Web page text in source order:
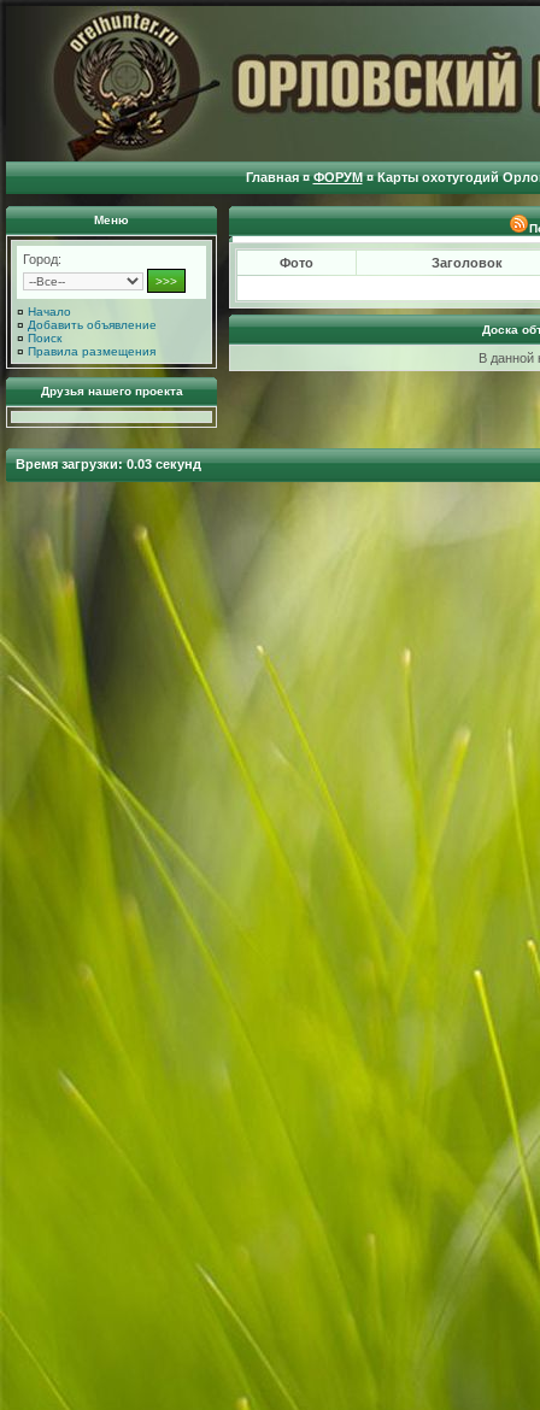
Главная ¤ ФОРУМ ¤ Карты охотугодий
Меню
Город:
¤ Начало
¤ Добавить объявление
¤ Поиск
¤ Правила размещения
Друзья нашего проекта
Фото Заголовок
Доска
В данной
Время загрузки: 0.03 секунд